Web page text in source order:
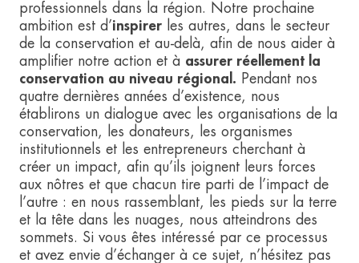
professionnels dans la région. Notre prochaine
ambition est d’inspirer les autres, dans le secteur
de la conservation et au-delà, afin de nous aider à
amplifier notre action et à assurer réellement la
conservation au niveau régional. Pendant nos
quatre dernières années d’existence, nous
établirons un dialogue avec les organisations de la
conservation, les donateurs, les organismes
institutionnels et les entrepreneurs cherchant à
créer un impact, afin qu’ils joignent leurs forces
aux nôtres et que chacun tire parti de l’impact de
l’autre : en nous rassemblant, les pieds sur la terre
et la tête dans les nuages, nous atteindrons des
sommets. Si vous êtes intéressé par ce processus
et avez envie d’échanger à ce sujet, n’hésitez pas